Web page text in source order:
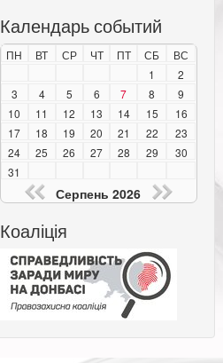
Календарь событий
ПН ВТ СР ЧТ ПТ СБ
ВС
1
2
3
4 5 6 7 8
9
10
11 12 13 14 15
16
17
18 19 20 21 22
23
24
25 26 27 28 29
30
31
Серпень 2026
Коаліція